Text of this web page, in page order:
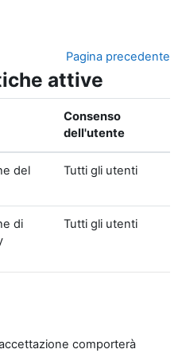
Pagina precedente
attive
Consenso
dell'utente
del
Tutti gli utenti
di
Tutti gli utenti
comporterà